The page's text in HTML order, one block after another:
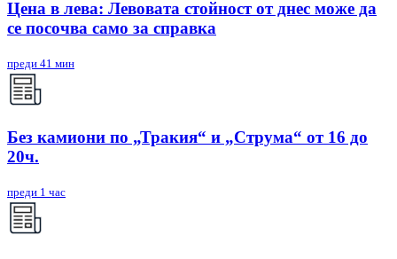
Цена в лева: Левовата стойност от днес може да
се посочва само за справка
преди 41 мин
Без камиони по „Тракия“ и „Струма“ от 16 до
20ч.
преди 1 час